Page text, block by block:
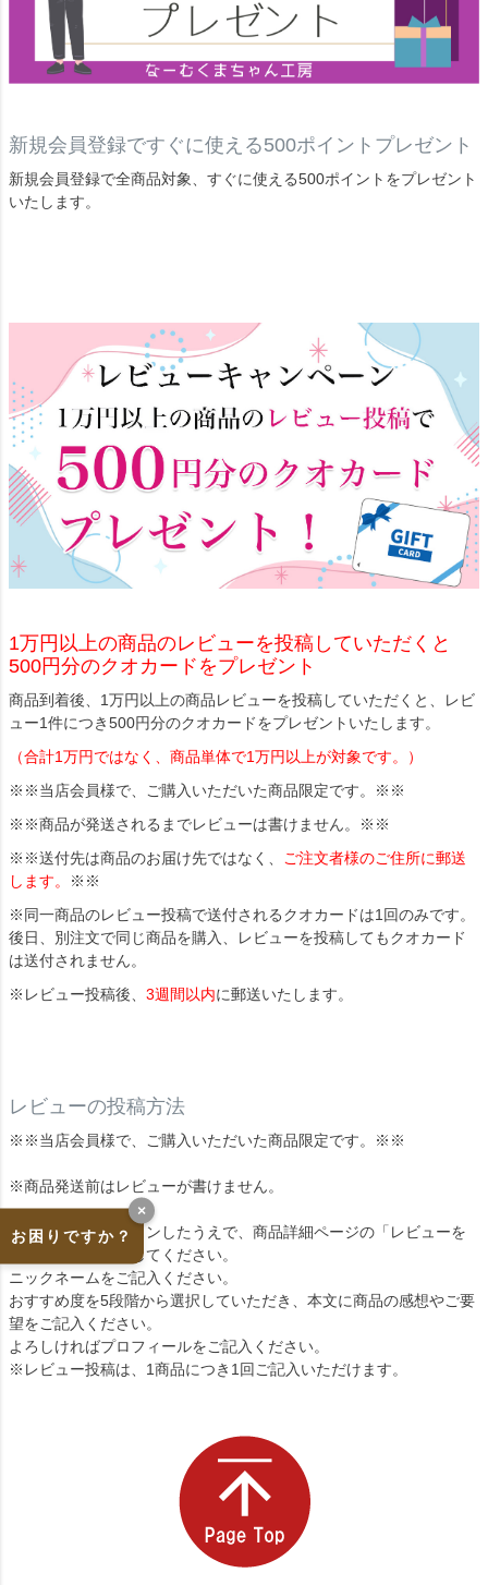
新規会員登録ですぐに使える500ポイントプレゼント
新規会員登録で全商品対象、すぐに使える500ポイントをプレゼント
いたします。
1万円以上の商品のレビューを投稿していただくと
500円分のクオカードをプレゼント
商品到着後、1万円以上の商品レビューを投稿していただくと、レビ
ュー1件につき500円分のクオカードをプレゼントいたします。
（合計1万円ではなく、商品単体で1万円以上が対象です。）
※※当店会員様で、ご購入いただいた商品限定です。※※
※※商品が発送されるまでレビューは書けません。※※
※※送付先は商品のお届け先ではなく、 ご注文者様のご住所に郵送
します。
※※
※同一商品のレビュー投稿で送付されるクオカードは1回のみです。
後日、別注文で同じ商品を購入、レビューを投稿してもクオカード
は送付されません。
※レビュー投稿後、 3週間以内に郵送いたします。
レビューの投稿方法
※※当店会員様で、ご購入いただいた商品限定です。※※
※商品発送前はレビューが書けません。
商品到着後、ログインしたうえで、商品詳細ページの「レビューを
書く」をクリックしてください。
ニックネームをご記入ください。
おすすめ度を5段階から選択していただき、本文に商品の感想やご要
望をご記入ください。
よろしければプロフィールをご記入ください。
※レビュー投稿は、1商品につき1回ご記入いただけます。
お困りですか？
×